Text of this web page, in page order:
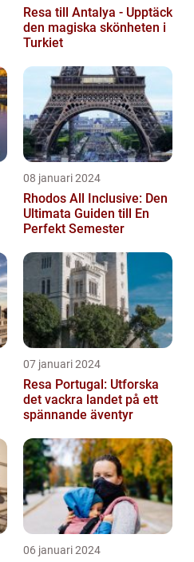
Resa till Antalya - Upptäck
den magiska skönheten i
Turkiet
08 januari 2024
Rhodos All Inclusive: Den
Ultimata Guiden till En
Perfekt Semester
07 januari 2024
Resa Portugal: Utforska
det vackra landet på ett
spännande äventyr
06 januari 2024